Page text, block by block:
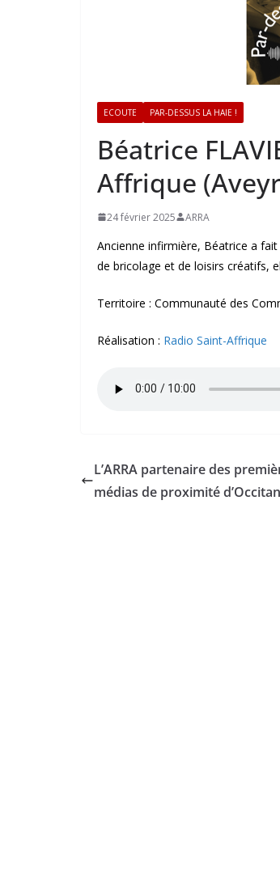
ECOUTE PAR-DESSUS LA HAIE !
Béatrice
Affrique
24 février 2025 ARRA
Ancienne infirmière, Béatrice a
de bricolage et de loisirs créatifs,
Territoire : Communauté des
Réalisation : Radio Saint-Affrique
L’ARRA partenaire des
médias de proximité